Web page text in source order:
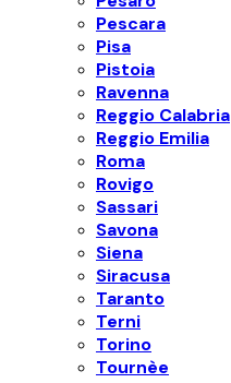
Pescara
Pisa
Pistoia
Ravenna
Reggio Calabria
Reggio Emilia
Roma
Rovigo
Sassari
Savona
Siena
Siracusa
Taranto
Terni
Torino
Tournèe